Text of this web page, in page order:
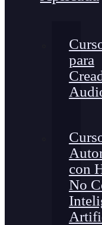
para
con
No